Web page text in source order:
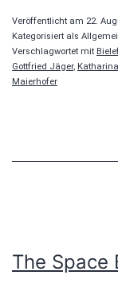
Veröffentlicht am 22.
Kategorisiert als
Verschlagwortet mit
Gottfried Jäger,
Maierhofer
The Space